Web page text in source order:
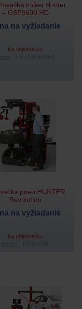
HU GSP9600HD
kolies Hunter
– GSP9600 HD
na vyžiadanie
Na objednávku
pneu HUNTER
Revolution
na vyžiadanie
Na objednávku